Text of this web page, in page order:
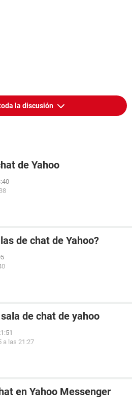
la discusión
de Yahoo
de chat de Yahoo?
de chat de yahoo
a las 21:27
en Yahoo Messenger